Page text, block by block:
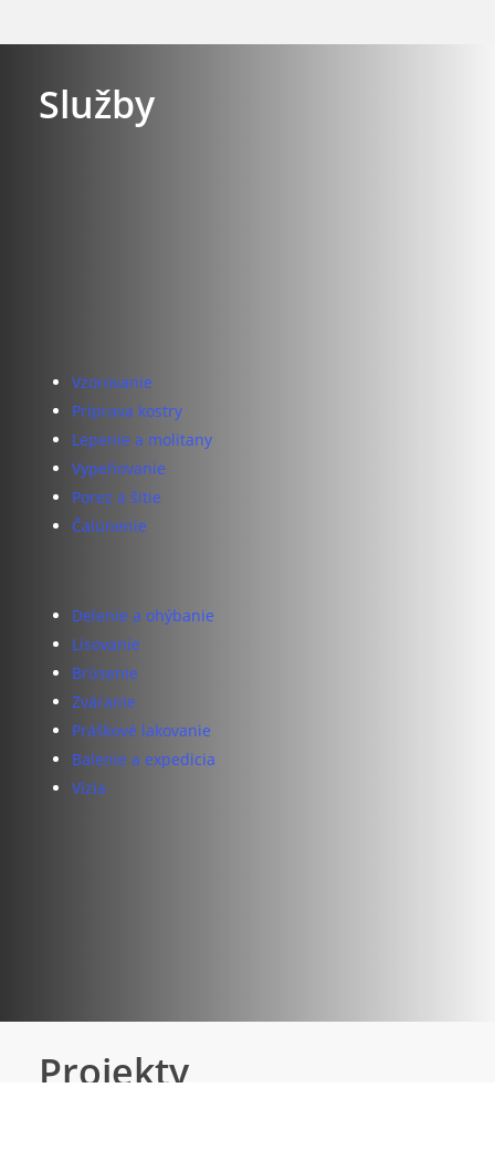
Služby
originálny dizajn, vďaka čomu dokážeme splniť aj tie
najnáročnejšie požiadavky našich zákazníkov.
Vzorovanie
Príprava kostry
Lepenie a molitany
Vypeňovanie
Porez a šitie
Čalúnenie
Delenie a ohýbanie
Lisovanie
Brúsenie
Zváranie
Práškové lakovanie
Balenie a expedicia
Vízia
Projekty